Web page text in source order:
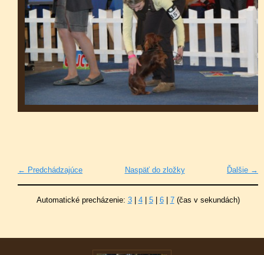
← Predchádzajúce Ďalšie →
Naspäť do zložky
Automatické precházenie: 3| 4| 5| 6| 7(čas v sekundách)